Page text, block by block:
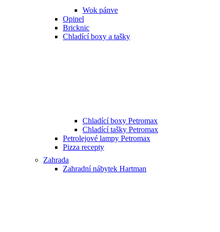
Wok pánve
Opinel
Bricknic
Chladící boxy a tašky
Chladící boxy Petromax
Chladící tašky Petromax
Petrolejové lampy Petromax
Pizza recepty
Zahrada
Zahradní nábytek Hartman